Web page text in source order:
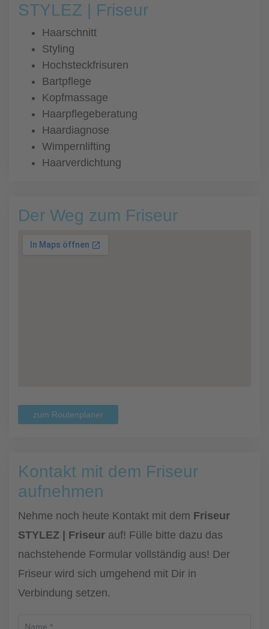
STYLEZ | Friseur
Haarschnitt
Styling
Hochsteckfrisuren
Bartpflege
Kopfmassage
Haarpflegeberatung
Haardiagnose
Wimpernlifting
Haarverdichtung
Der Weg zum Friseur
zum Routenplaner
Kontakt mit dem Friseur
aufnehmen
Nehme noch heute Kontakt mit dem Friseur
STYLEZ | Friseur auf! Fülle bitte dazu das
nachstehende Formular vollständig aus! Der
Friseur wird sich umgehend mit Dir in
Verbindung setzen.